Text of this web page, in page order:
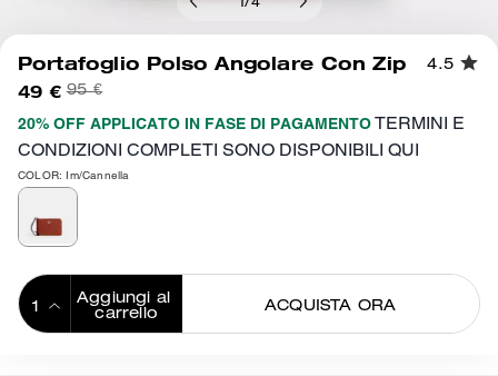
/4
Portafoglio Polso Angolare Con Zip 4.5
49 € 95 €
20% OFF APPLICATO IN FASE DI PAGAMENTOTERMINI E
CONDIZIONI COMPLETI SONO DISPONIBILI QUI
COLOR: Im/Cannella
Aggiungi al
carrello
ACQUISTA ORA